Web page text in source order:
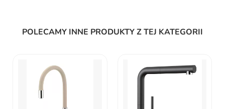
POLECAMY INNE PRODUKTY Z TEJ KATEGORII